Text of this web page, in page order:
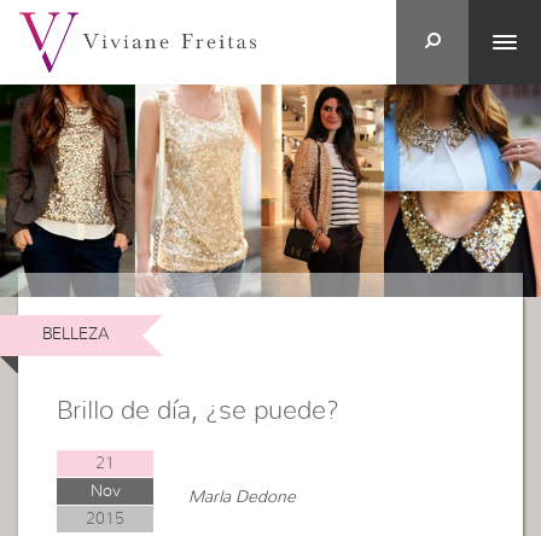
BELLEZA
Brillo de día, ¿se puede?
21
Nov
2015
Marla Dedone